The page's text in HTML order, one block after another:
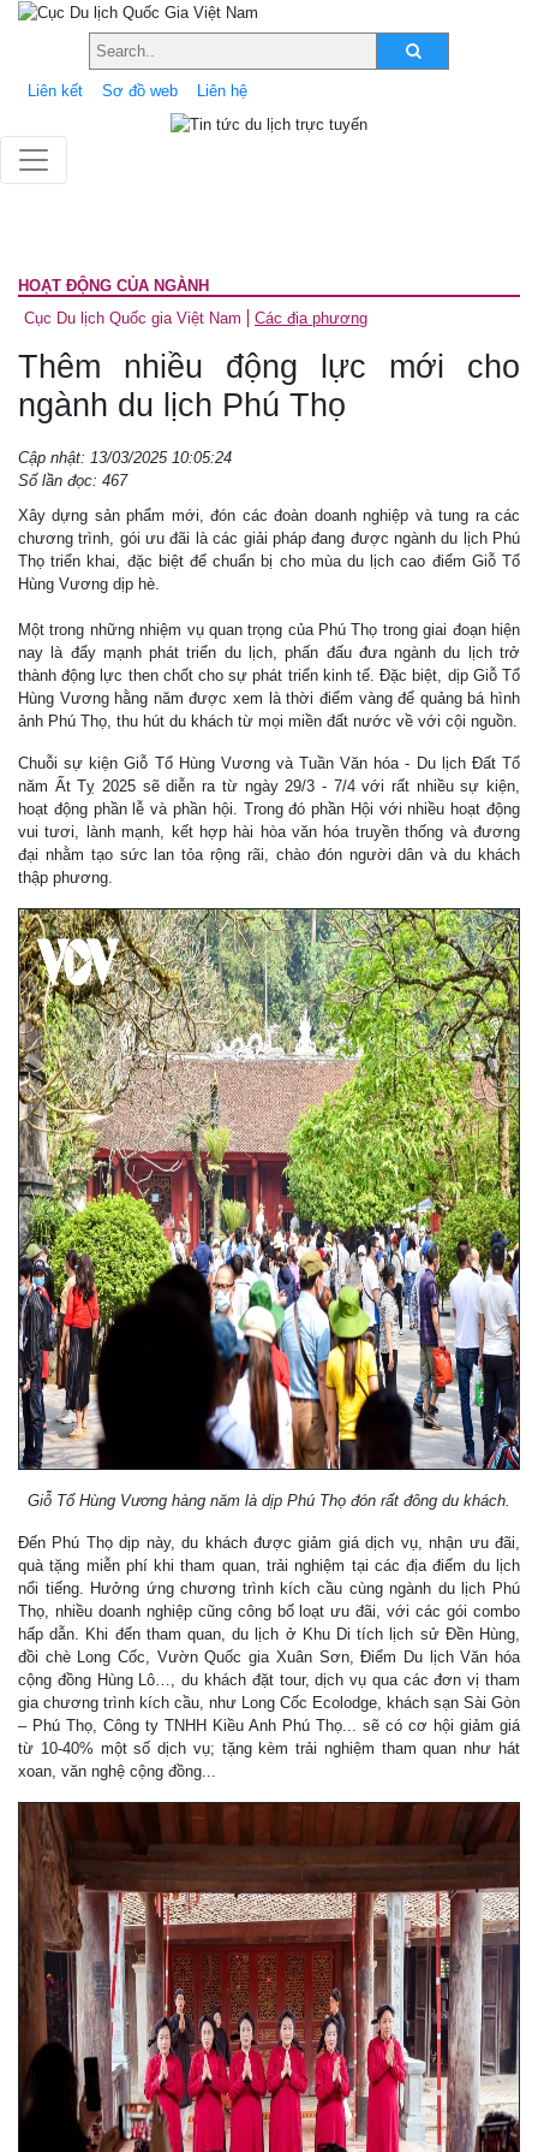
Liên kết Sơ đồ web Liên hệ
HOẠT ĐỘNG CỦA NGÀNH
Cục Du lịch Quốc gia Việt Nam
Các địa phương
Thêm nhiều động lực mới cho
ngành du lịch Phú Thọ
Cập nhật: 13/03/2025 10:05:24
Số lần đọc: 467
Xây dựng sản phẩm mới, đón các đoàn doanh nghiệp và tung ra các
chương trình, gói ưu đãi là các giải pháp đang được ngành du lịch Phú
Thọ triển khai, đặc biệt để chuẩn bị cho mùa du lịch cao điểm Giỗ Tổ
Hùng Vương dịp hè.
Một trong những nhiệm vụ quan trọng của Phú Thọ trong giai đoạn hiện
nay là đẩy mạnh phát triển du lịch, phấn đấu đưa ngành du lịch trở
thành động lực then chốt cho sự phát triển kinh tế. Đặc biệt, dịp Giỗ Tổ
Hùng Vương hằng năm được xem là thời điểm vàng để quảng bá hình
ảnh Phú Thọ, thu hút du khách từ mọi miền đất nước về với cội nguồn.
Chuỗi sự kiện Giỗ Tổ Hùng Vương và Tuần Văn hóa - Du lịch Đất Tổ
năm Ất Tỵ 2025 sẽ diễn ra từ ngày 29/3 - 7/4 với rất nhiều sự kiện,
hoạt động phần lễ và phần hội. Trong đó phần Hội với nhiều hoạt động
vui tươi, lành mạnh, kết hợp hài hòa văn hóa truyền thống và đương
đại nhằm tạo sức lan tỏa rộng rãi, chào đón người dân và du khách
thập phương.
Giỗ Tổ Hùng Vương hàng năm là dịp Phú Thọ đón rất đông du khách.
Đến Phú Thọ dịp này, du khách được giảm giá dịch vụ, nhận ưu đãi,
quà tặng miễn phí khi tham quan, trải nghiệm tại các địa điểm du lịch
nổi tiếng. Hưởng ứng chương trình kích cầu cùng ngành du lịch Phú
Thọ, nhiều doanh nghiệp cũng công bố loạt ưu đãi, với các gói combo
hấp dẫn. Khi đến tham quan, du lịch ở Khu Di tích lịch sử Đền Hùng,
đồi chè Long Cốc, Vườn Quốc gia Xuân Sơn, Điểm Du lịch Văn hóa
cộng đồng Hùng Lô…, du khách đặt tour, dịch vụ qua các đơn vị tham
gia chương trình kích cầu, như Long Cốc Ecolodge, khách sạn Sài Gòn
– Phú Thọ, Công ty TNHH Kiều Anh Phú Thọ... sẽ có cơ hội giảm giá
từ 10-40% một số dịch vụ; tặng kèm trải nghiệm tham quan như hát
xoan, văn nghệ cộng đồng...